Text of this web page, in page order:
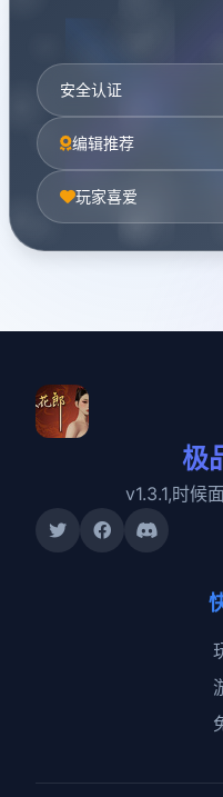
安全认证
编辑推荐
玩家喜爱
极
v1.3.1,时候